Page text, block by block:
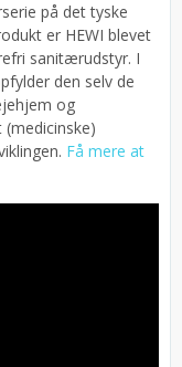
på det tyske
er HEWI blevet
sanitærudstyr. I
den selv de
og
Få mere at